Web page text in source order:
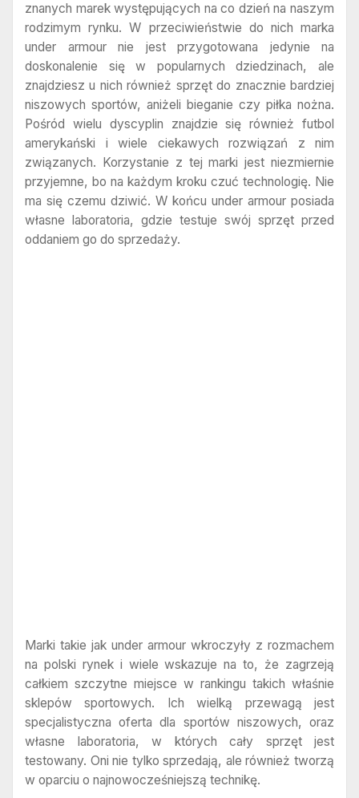
znanych marek występujących na co dzień na naszym
rodzimym rynku. W przeciwieństwie do nich marka
under armour nie jest przygotowana jedynie na
doskonalenie się w popularnych dziedzinach, ale
znajdziesz u nich również sprzęt do znacznie bardziej
niszowych sportów, aniżeli bieganie czy piłka nożna.
Pośród wielu dyscyplin znajdzie się również futbol
amerykański i wiele ciekawych rozwiązań z nim
związanych. Korzystanie z tej marki jest niezmiernie
przyjemne, bo na każdym kroku czuć technologię. Nie
ma się czemu dziwić. W końcu under armour posiada
własne laboratoria, gdzie testuje swój sprzęt przed
oddaniem go do sprzedaży.
Marki takie jak under armour wkroczyły z rozmachem
na polski rynek i wiele wskazuje na to, że zagrzeją
całkiem szczytne miejsce w rankingu takich właśnie
sklepów sportowych. Ich wielką przewagą jest
specjalistyczna oferta dla sportów niszowych, oraz
własne laboratoria, w których cały sprzęt jest
testowany. Oni nie tylko sprzedają, ale również tworzą
w oparciu o najnowocześniejszą technikę.